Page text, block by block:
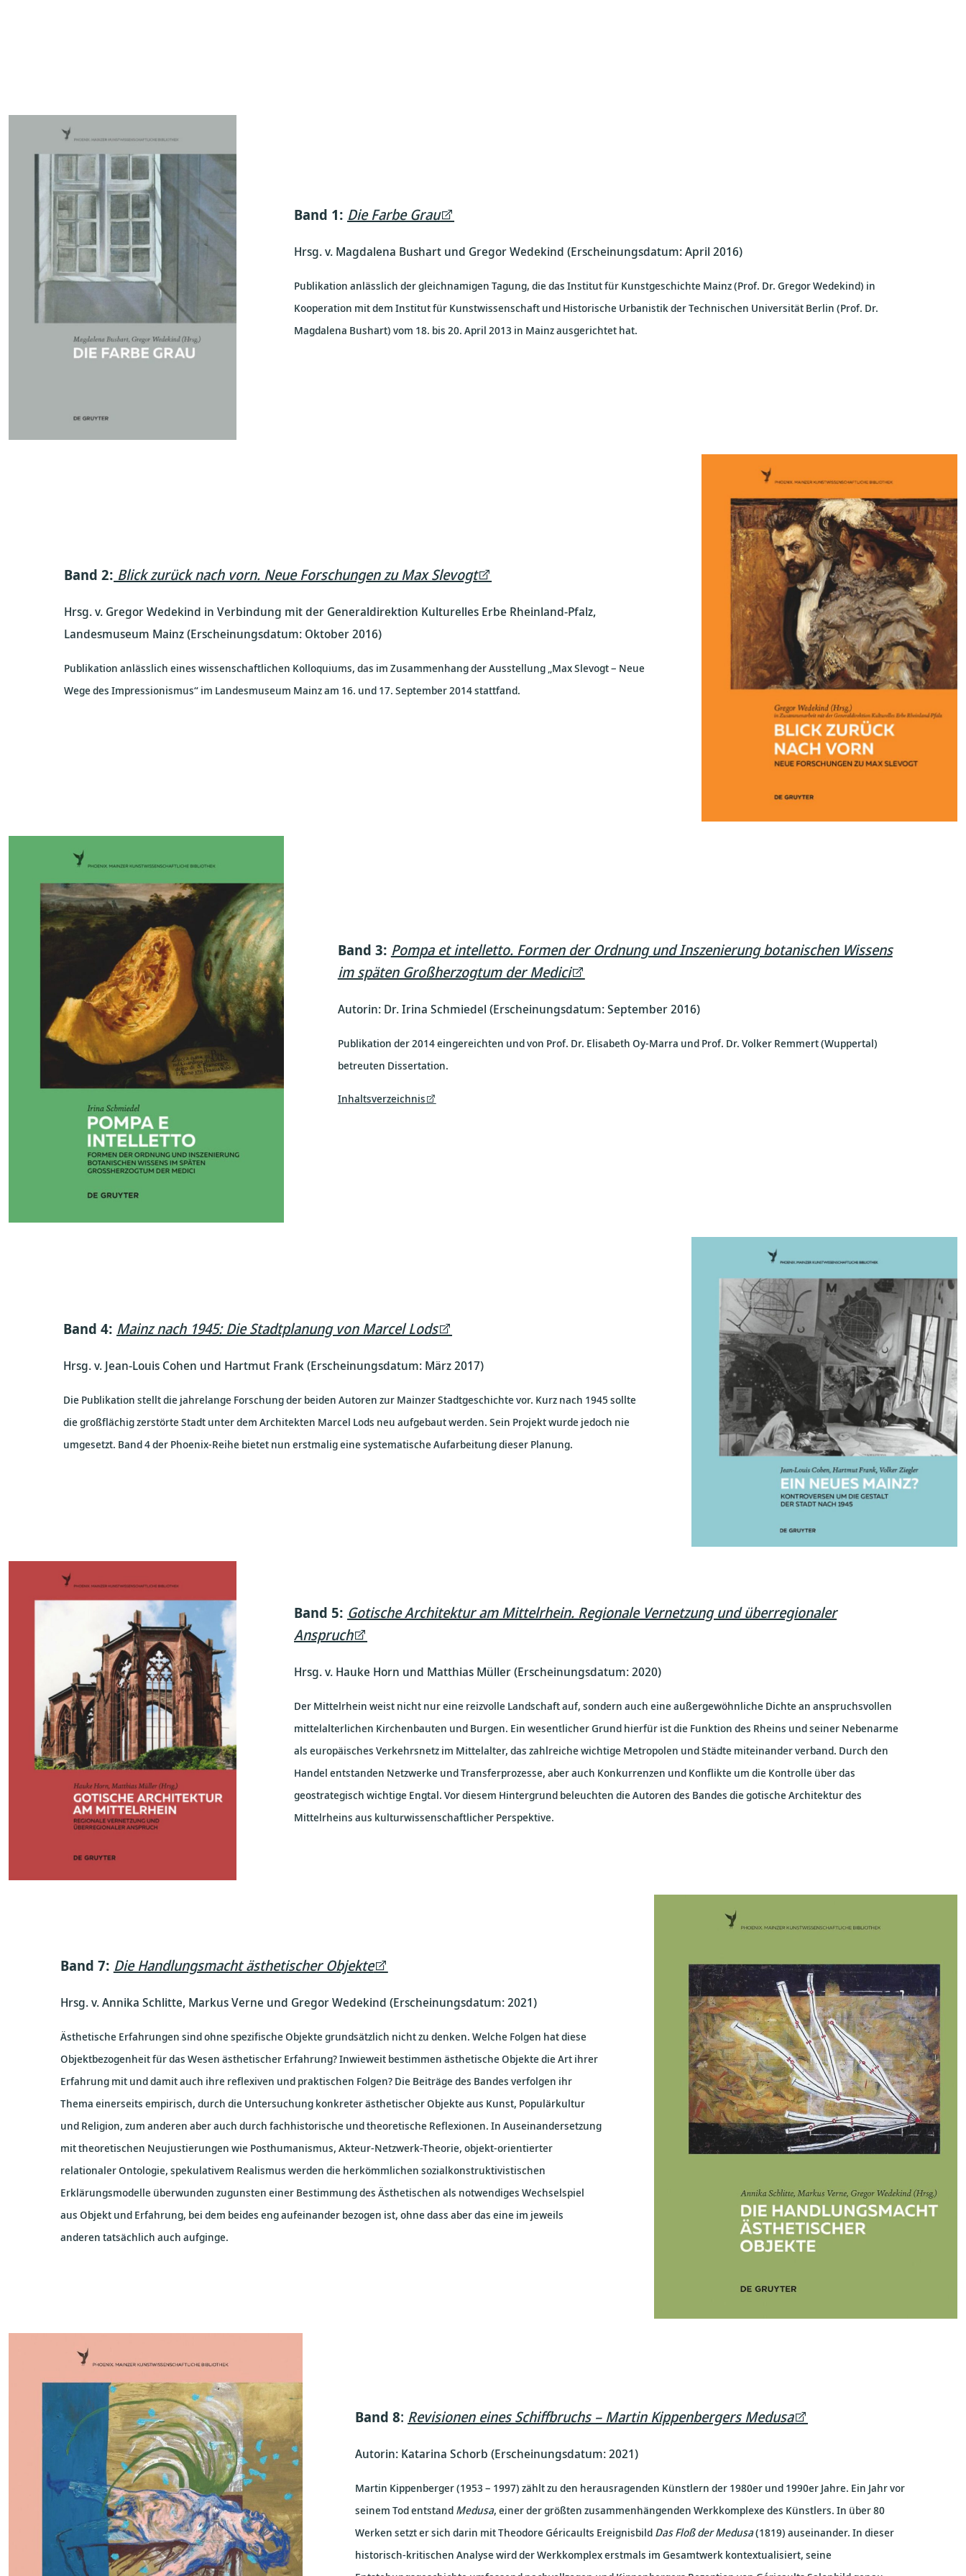
Band 1: Die Farbe Grau
Hrsg. v. Magdalena Bushart und Gregor Wedekind (Erscheinungsdatum: April 2016)
Publikation anlässlich der gleichnamigen Tagung, die das Institut für Kunstgeschichte Mainz (Prof. Dr. Gregor Wedekind) in
Kooperation mit dem Institut für Kunstwissenschaft und Historische Urbanistik der Technischen Universität Berlin (Prof. Dr.
Magdalena Bushart) vom 18. bis 20. April 2013 in Mainz ausgerichtet hat.
Band 2: Blick zurück nach vorn. Neue Forschungen zu Max Slevogt
Hrsg. v. Gregor Wedekind in Verbindung mit der Generaldirektion Kulturelles Erbe Rheinland-Pfalz,
Landesmuseum Mainz (Erscheinungsdatum: Oktober 2016)
Publikation anlässlich eines wissenschaftlichen Kolloquiums, das im Zusammenhang der Ausstellung „Max Slevogt – Neue
Wege des Impressionismus“ im Landesmuseum Mainz am 16. und 17. September 2014 stattfand.
Band 3: Pompa et intelletto. Formen der Ordnung und Inszenierung botanischen Wissens
im späten Großherzogtum der Medici
Autorin: Dr. Irina Schmiedel (Erscheinungsdatum: September 2016)
Publikation der 2014 eingereichten und von Prof. Dr. Elisabeth Oy-Marra und Prof. Dr. Volker Remmert (Wuppertal)
betreuten Dissertation.
Inhaltsverzeichnis
Band 4: Mainz nach 1945: Die Stadtplanung von Marcel Lods
Hrsg. v. Jean-Louis Cohen und Hartmut Frank (Erscheinungsdatum: März 2017)
Die Publikation stellt die jahrelange Forschung der beiden Autoren zur Mainzer Stadtgeschichte vor. Kurz nach 1945 sollte
die großflächig zerstörte Stadt unter dem Architekten Marcel Lods neu aufgebaut werden. Sein Projekt wurde jedoch nie
umgesetzt. Band 4 der Phoenix-Reihe bietet nun erstmalig eine systematische Aufarbeitung dieser Planung.
Band 5: Gotische Architektur am Mittelrhein. Regionale Vernetzung und überregionaler
Anspruch
Hrsg. v. Hauke Horn und Matthias Müller (Erscheinungsdatum: 2020)
Der Mittelrhein weist nicht nur eine reizvolle Landschaft auf, sondern auch eine außergewöhnliche Dichte an anspruchsvollen
mittelalterlichen Kirchenbauten und Burgen. Ein wesentlicher Grund hierfür ist die Funktion des Rheins und seiner Nebenarme
als europäisches Verkehrsnetz im Mittelalter, das zahlreiche wichtige Metropolen und Städte miteinander verband. Durch den
Handel entstanden Netzwerke und Transferprozesse, aber auch Konkurrenzen und Konflikte um die Kontrolle über das
geostrategisch wichtige Engtal. Vor diesem Hintergrund beleuchten die Autoren des Bandes die gotische Architektur des
Mittelrheins aus kulturwissenschaftlicher Perspektive.
Band 7: Die Handlungsmacht ästhetischer Objekte
Hrsg. v. Annika Schlitte, Markus Verne und Gregor Wedekind (Erscheinungsdatum: 2021)
Ästhetische Erfahrungen sind ohne spezifische Objekte grundsätzlich nicht zu denken. Welche Folgen hat diese
Objektbezogenheit für das Wesen ästhetischer Erfahrung? Inwieweit bestimmen ästhetische Objekte die Art ihrer
Erfahrung mit und damit auch ihre reflexiven und praktischen Folgen? Die Beiträge des Bandes verfolgen ihr
Thema einerseits empirisch, durch die Untersuchung konkreter ästhetischer Objekte aus Kunst, Populärkultur
und Religion, zum anderen aber auch durch fachhistorische und theoretische Reflexionen. In Auseinandersetzung
mit theoretischen Neujustierungen wie Posthumanismus, Akteur-Netzwerk-Theorie, objekt-orientierter
relationaler Ontologie, spekulativem Realismus werden die herkömmlichen sozialkonstruktivistischen
Erklärungsmodelle überwunden zugunsten einer Bestimmung des Ästhetischen als notwendiges Wechselspiel
aus Objekt und Erfahrung, bei dem beides eng aufeinander bezogen ist, ohne dass aber das eine im jeweils
anderen tatsächlich auch aufginge.
Band 8: Revisionen eines Schiffbruchs – Martin Kippenbergers Medusa
Autorin: Katarina Schorb (Erscheinungsdatum: 2021)
Martin Kippenberger (1953 – 1997) zählt zu den herausragenden Künstlern der 1980er und 1990er Jahre. Ein Jahr vor
seinem Tod entstand Medusa, einer der größten zusammenhängenden Werkkomplexe des Künstlers. In über 80
Werken setzt er sich darin mit Theodore Géricaults Ereignisbild Das Floß der Medusa(1819) auseinander. In dieser
historisch-kritischen Analyse wird der Werkkomplex erstmals im Gesamtwerk kontextualisiert, seine